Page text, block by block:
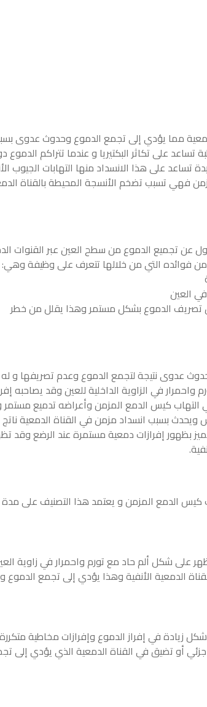
مما يؤدي إلى تجمع الدموع وحدوث عدوى
تساعد على تكاثر البكتيريا و عندما تتراكم الدموع
تساعد على هذا الانسداد منها التهابات الجيوب
فهي تسبب تضخم الأنسجة المحيطة بالقناة
تجميع الدموع من سطح العين عبر القنوات
من فوائده التي من خلالها تتعرف على وظيفة وهي:
العين
تصريف الدموع بشكل مستمر وهذا يقلل من خطر
عدوى نتيجة لتجمع الدموع وعدم تصريفها و له
في الزاوية الداخلية للعين وقد يصاحبه
التهاب كيس الدمع المزمن وأعراضه تدميع مستمر
بسبب انسداد مزمن في القناة الدمعية
بظهور إفرازات دمعية مستمرة عند الرضع وقد
كيس الدمع المزمن و يعتمد هذا التصنيف على مدة
على شكل ألم حاد مع تورم واحمرار في زاوية
الدمعية الأنفية وهذا يؤدي إلى تجمع الدموع
زيادة في إفراز الدموع وإفرازات مخاطية
أو تضيق في القناة الدمعية الذي يؤدي إلى